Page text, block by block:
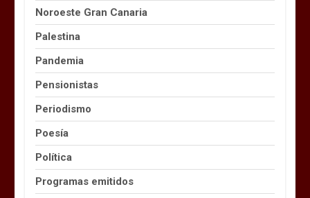
Noroeste Gran Canaria
Palestina
Pandemia
Pensionistas
Periodismo
Poesía
Política
Programas emitidos